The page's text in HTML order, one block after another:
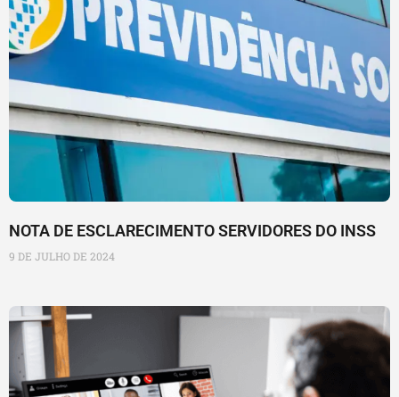
NOTA DE ESCLARECIMENTO SERVIDORES DO INSS
9 DE JULHO DE 2024